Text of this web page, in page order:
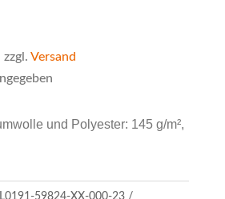
Versand
und Polyester: 145 g/m²,
59824-XX-000-23